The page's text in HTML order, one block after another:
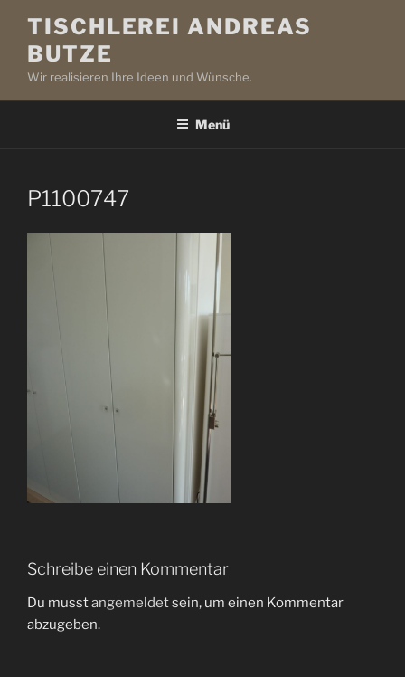
Inhalt
springen
TISCHLEREI ANDREAS
BUTZE
Wir realisieren Ihre Ideen und Wünsche.
Menü
P1100747
Schreibe einen Kommentar
Du musstangemeldetsein, um einen Kommentar
abzugeben.